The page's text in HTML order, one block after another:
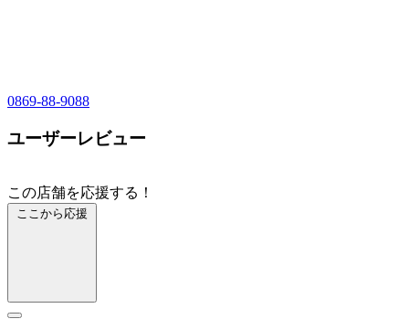
0869-88-9088
ユーザーレビュー
この店舗を応援する！
ここから応援